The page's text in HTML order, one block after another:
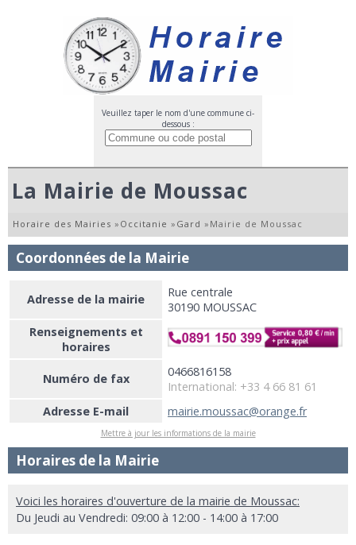
Veuillez taper le nom d'une commune ci-
dessous :
La Mairie de Moussac
Horaire des Mairies » Occitanie » Gard » Mairie de Moussac
Coordonnées de la Mairie
Adresse de la mairie
Rue centrale
30190 MOUSSAC
Renseignements et
horaires
Numéro de fax
0466816158
International: +33 4 66 81 61
Adresse E-mail
mairie.moussac@orange.fr
Mettre à jour les informations de la mairie
Horaires de la Mairie
Voici les horaires d'ouverture de la mairie de Moussac:
Du Jeudi au Vendredi: 09:00 à 12:00 - 14:00 à 17:00